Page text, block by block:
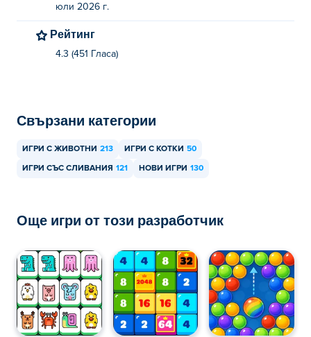
юли 2026 г.
Рейтинг
4.3 (451 Гласa)
Свързани категории
ИГРИ С ЖИВОТНИ 213 ИГРИ С КОТКИ 50
ИГРИ СЪС СЛИВАНИЯ 121 НОВИ ИГРИ 130
Още игри от този разработчик